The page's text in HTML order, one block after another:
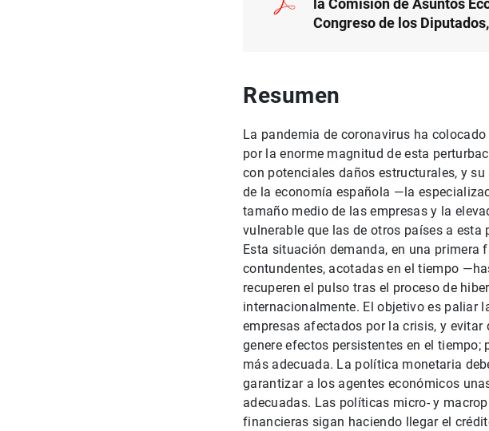
la Comisión de Asuntos
Congreso de los
Resumen
La pandemia de coronavirus ha
por la enorme magnitud de esta
con potenciales daños estructurales, y
de la economía española —la
tamaño medio de las empresas y la
vulnerable que las de otros países a esta
Esta situación demanda, en una
contundentes, acotadas en el tiempo
recuperen el pulso tras el proceso de
internacionalmente. El objetivo es paliar
empresas afectados por la crisis, y
genere efectos persistentes en el
más adecuada. La política monetaria
garantizar a los agentes económicos
adecuadas. Las políticas micro- y
financieras sigan haciendo llegar el